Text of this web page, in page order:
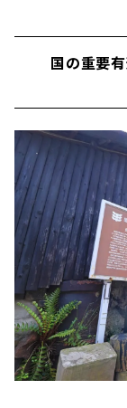
の散
す。▼
滑に
は
国の重要